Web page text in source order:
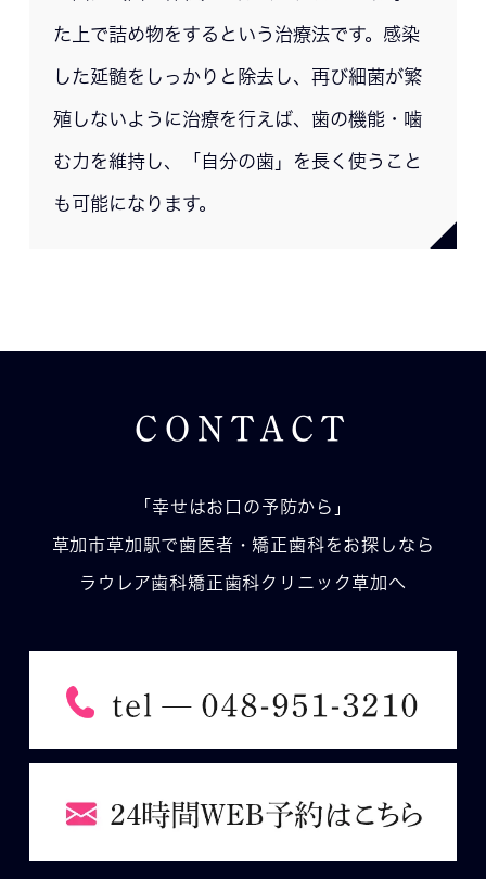
た上で詰め物をするという治療法です。感染
した延髄をしっかりと除去し、再び細菌が繁
殖しないように治療を行えば、歯の機能・噛
む力を維持し、「自分の歯」を長く使うこと
も可能になります。
CONTACT
「幸せはお口の予防から」
草加市草加駅で歯医者・矯正歯科をお探しなら
ラウレア歯科矯正歯科クリニック草加へ